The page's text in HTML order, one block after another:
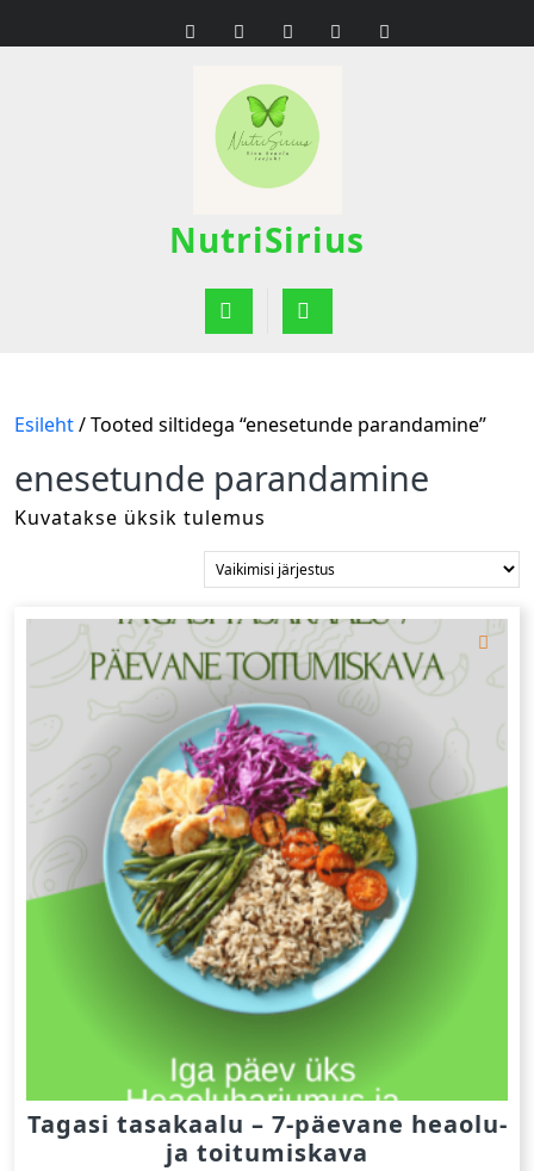
to
NutriSirius
Open
Esileht/ Tooted siltidega “enesetunde parandamine”
enesetunde parandamine
Kuvatakse üksik tulemus
Tagasi tasakaalu – 7-päevane heaolu-
ja toitumiskava